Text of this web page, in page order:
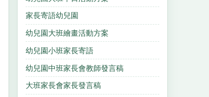
家長寄語幼兒園
幼兒園大班繪畫活動方案
幼兒園小班家長寄語
幼兒園中班家長會教師發言稿
大班家長會家長發言稿